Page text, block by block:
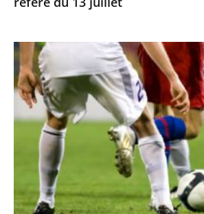
Relégation
d’Orléans
et
du
Mans
National
de